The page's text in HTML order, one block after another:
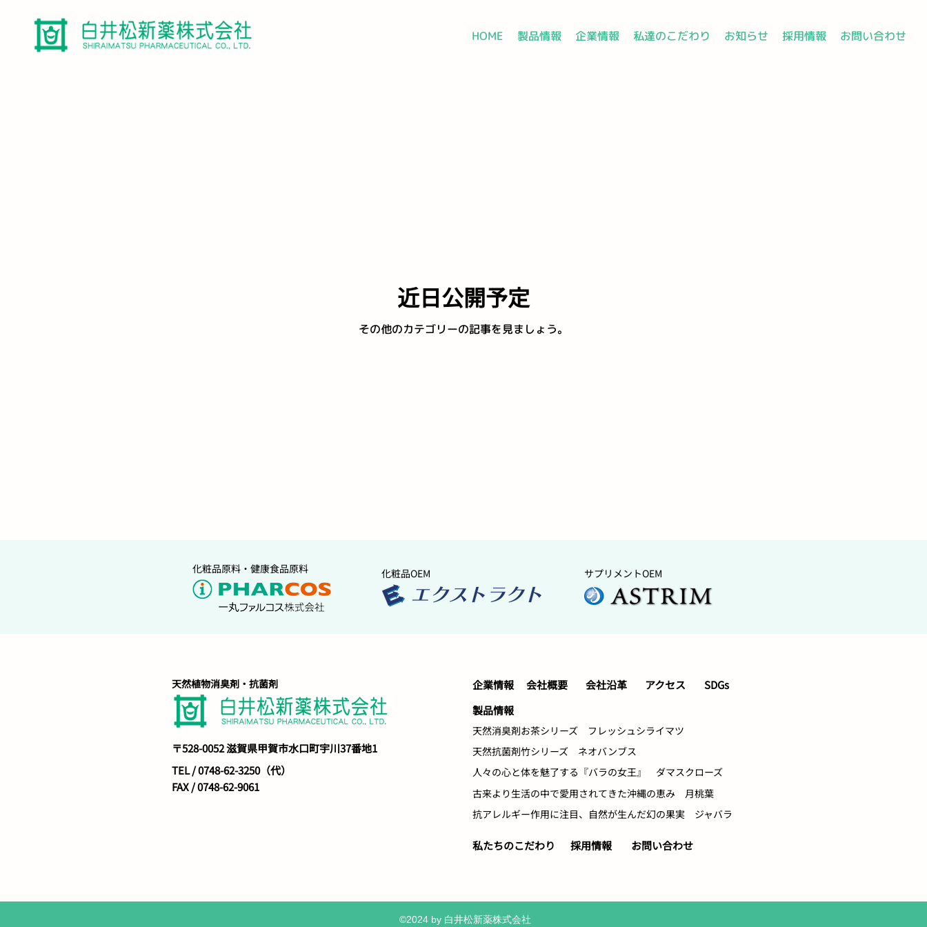
HOME 製品情報 企業情報 私達のこだわり お知らせ 採用情報 お問い合わせ
近日公開予定
その他のカテゴリーの記事を見ましょう。
サプリメントOEM
化粧品原料・健康食品原料 化粧品OEM
天然植物消臭剤・抗菌剤
​〒528-0052 滋賀県甲賀市水口町宇川37番地1
TEL / 0748-62-3250（代）
FAX / 0748-62-9061
企業情報 会社概要 会社沿革 アクセス
SDGs
製品情報
天然消臭剤お茶シリーズ フレッシュシライマツ
天然抗菌剤竹シリーズ ネオバンブス
人々の心と体を魅了する『バラの女王』 ダマスクローズ
古来より生活の中で愛用されてきた沖縄の恵み 月桃葉
​抗アレルギー作用に注目、自然が生んだ幻の果実 ジャバラ
​私たちのこだわり 採用情報 お問い合わせ
©2024 by 白井松新薬株式会社